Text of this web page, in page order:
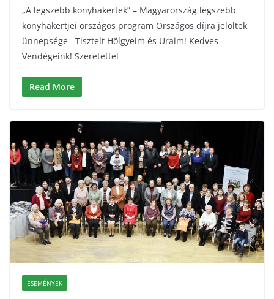
„A legszebb konyhakertek” – Magyarország legszebb
konyhakertjei országos program Országos díjra jelöltek
ünnepsége Tisztelt Hölgyeim és Uraim! Kedves
Vendégeink! Szeretettel
Read More
ESEMÉNYEK